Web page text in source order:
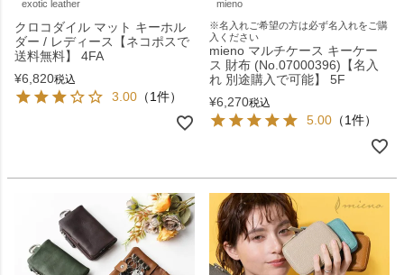
exotic leather
クロコダイル マット キーホル
ダー / レディース【ネコポスで
送料無料】 4FA
¥6,820税込
3.00 （1件）
mieno
※名入れご希望の方は必ず名入れをご購
入ください
mieno マルチケース キーケー
ス 財布 (No.07000396)【名入
れ 別途購入で可能】 5F
¥6,270税込
5.00 （1件）